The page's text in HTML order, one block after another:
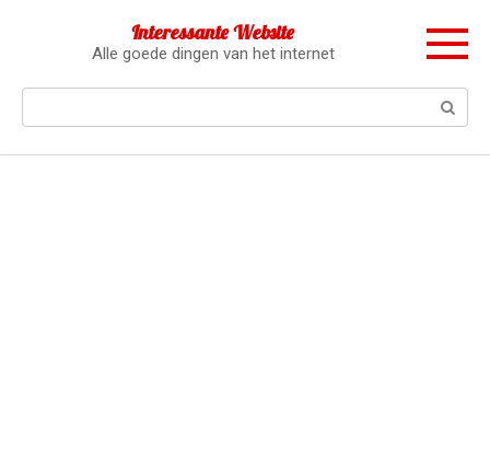
Interessante Website
Alle goede dingen van het internet